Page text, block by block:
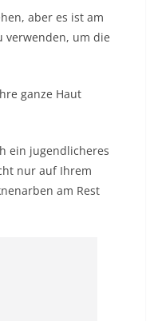
aber es ist am
verwenden, um die
ganze Haut
ein jugendlicheres
nur auf Ihrem
am Rest